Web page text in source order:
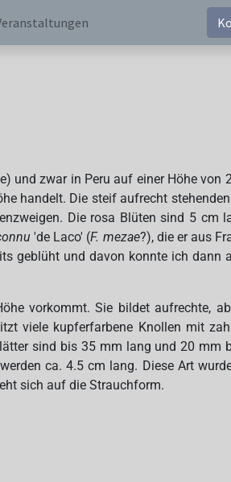
und zwar in Peru auf einer Höhe von
handelt. Die steif aufrecht
Die rosa Blüten sind 5 cm
'de Laco' (F. mezae?), die er aus
geblüht und davon konnte ich dann
vorkommt. Sie bildet aufrechte,
viele kupferfarbene Knollen mit
sind bis 35 mm lang und 20 mm
ca. 4.5 cm lang. Diese Art
sich auf die Strauchform.